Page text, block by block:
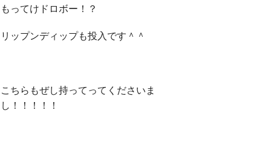
もってけドロボー！？
リップンディップも投入です＾＾
こちらもぜし持ってってくださいま
し！！！！！